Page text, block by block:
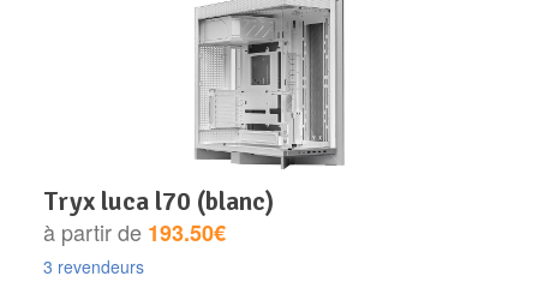
tryx luca l70 (blanc)
à partir de 193.50€
3 revendeurs